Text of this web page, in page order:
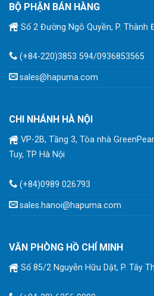
BỘ PHẬN BÁN HÀNG
Số 2 Đường Ngô Quyền, P. Thành
(+84-220)3853 594/0936853565
sales@hapuma.com
CHI NHÁNH HÀ NỘI
VP-2B, Tầng 3, Tòa nhà
Tuy, TP Hà Nội
(+84)0989 026793
sales.hanoi@hapuma.com
VĂN PHÒNG HỒ CHÍ MINH
Số 85/2 Nguyễn Hữu Dật, P. Tây